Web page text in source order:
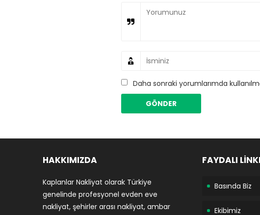
Daha sonraki yorumlarımda
HAKKIMIZDA
Kaplanlar Nakliyat olarak Türkiye
genelinde profesyonel evden eve
nakliyat, şehirler arası nakliyat, ambar
FAYDALI
Basında Biz
Ekibimiz